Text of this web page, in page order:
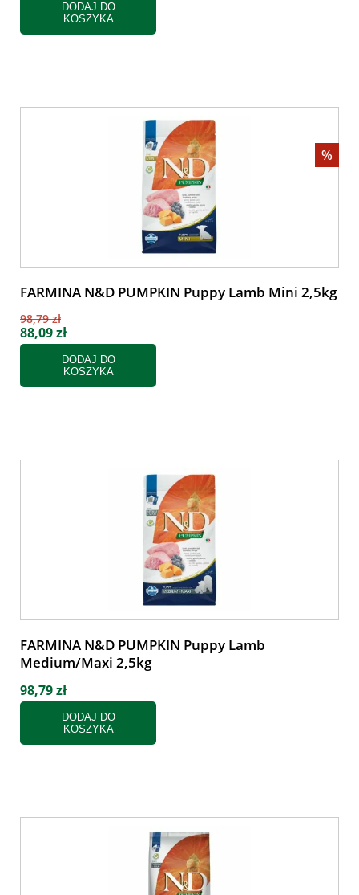
DODAJ DO
KOSZYKA
%
FARMINA N&D PUMPKIN Puppy Lamb Mini 2,5kg
98,79 zł
88,09 zł
DODAJ DO
KOSZYKA
FARMINA N&D PUMPKIN Puppy Lamb
Medium/Maxi 2,5kg
98,79 zł
DODAJ DO
KOSZYKA